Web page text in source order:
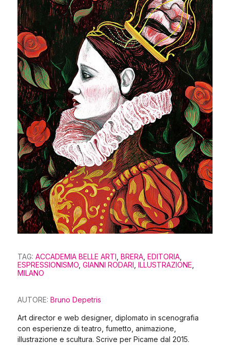
TAG: ACCADEMIA BELLE ARTI BRERA EDITORIA
ESPRESSIONISMO GIANNI RODARI ILLUSTRAZIONE
MILANO
AUTORE: Bruno Depetris
Art director e web designer, diplomato in scenografia
con esperienze di teatro, fumetto, animazione,
illustrazione e scultura. Scrive per Picame dal 2015.